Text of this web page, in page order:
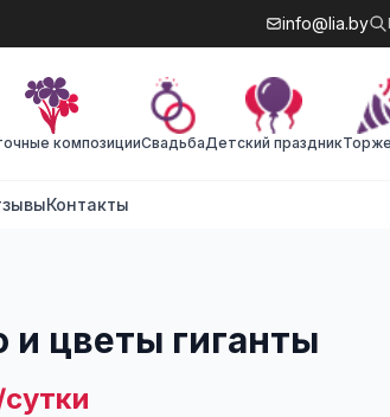
info@lia.by
композицииCвадьбаДетский праздник
Контакты
и цветы гиганты